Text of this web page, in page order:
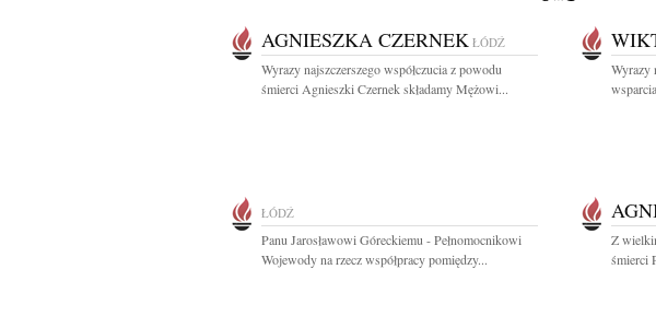
AGNIESZKA CZERNEK ŁÓDŹ
Wyrazy najszczerszego współczucia z powodu
śmierci Agnieszki Czernek składamy Mężowi...
Wyrazy
ŁÓDŹ
Panu Jarosławowi Góreckiemu - Pełnomocnikowi
Wojewody na rzecz współpracy pomiędzy...
Z
śmierci